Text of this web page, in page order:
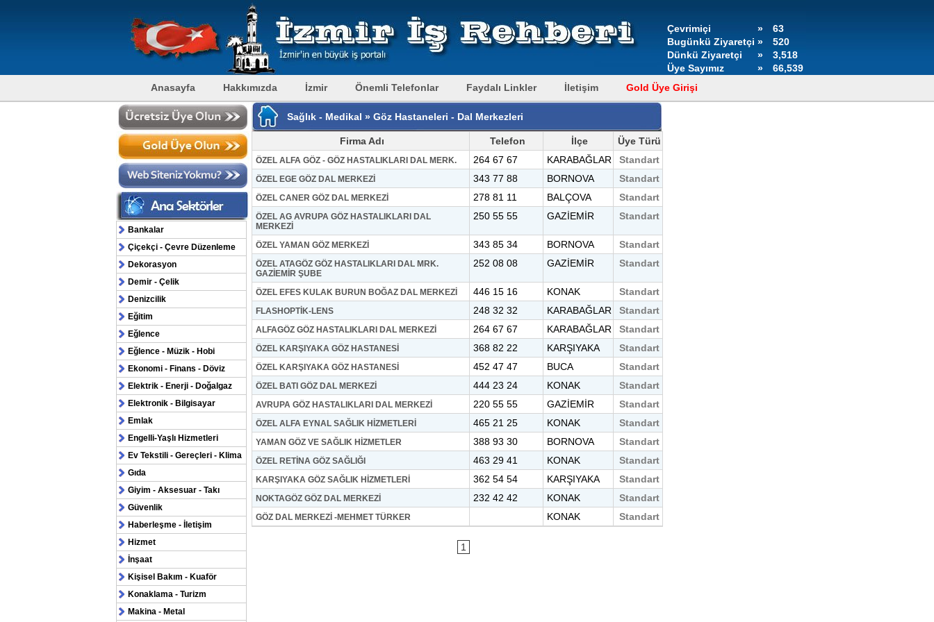
Çevrimiçi »
63
Bugünkü Ziyaretçi »
520
Dünkü Ziyaretçi
»
3,518
Üye Sayımız
»
66,539
Anasayfa
Hakkımızda İzmir Önemli Telefonlar Faydalı Linkler İletişim Gold Üye Girişi
Bankalar
Çiçekçi - Çevre Düzenleme
Dekorasyon
Demir - Çelik
Denizcilik
Eğitim
Eğlence
Eğlence - Müzik - Hobi
Ekonomi - Finans - Döviz
Elektrik - Enerji - Doğalgaz
Elektronik - Bilgisayar
Emlak
Engelli-Yaşlı Hizmetleri
Ev Tekstili - Gereçleri - Klima
Gıda
Giyim - Aksesuar - Takı
Güvenlik
Haberleşme - İletişim
Hizmet
İnşaat
Kişisel Bakım - Kuaför
Konaklama - Turizm
Makina - Metal
Sağlık - Medikal » Göz Hastaneleri - Dal Merkezleri
Firma Adı Telefon İlçe Üye Türü
ÖZEL ALFA GÖZ - GÖZ HASTALIKLARI DAL MERK. 264 67 67 KARABAĞLAR Standart
ÖZEL EGE GÖZ DAL MERKEZİ 343 77 88 BORNOVA Standart
ÖZEL CANER GÖZ DAL MERKEZİ 278 81 11 BALÇOVA Standart
ÖZEL AG AVRUPA GÖZ HASTALIKLARI DAL
MERKEZİ
250 55 55 GAZİEMİR Standart
ÖZEL YAMAN GÖZ MERKEZİ 343 85 34 BORNOVA Standart
ÖZEL ATAGÖZ GÖZ HASTALIKLARI DAL MRK.
GAZİEMİR ŞUBE
252 08 08 GAZİEMİR Standart
ÖZEL EFES KULAK BURUN BOĞAZ DAL MERKEZİ 446 15 16 KONAK Standart
FLASHOPTİK-LENS 248 32 32 KARABAĞLAR Standart
ALFAGÖZ GÖZ HASTALIKLARI DAL MERKEZİ 264 67 67 KARABAĞLAR Standart
ÖZEL KARŞIYAKA GÖZ HASTANESİ 368 82 22 KARŞIYAKA Standart
ÖZEL KARŞIYAKA GÖZ HASTANESİ 452 47 47 BUCA Standart
ÖZEL BATI GÖZ DAL MERKEZİ 444 23 24 KONAK Standart
AVRUPA GÖZ HASTALIKLARI DAL MERKEZİ 220 55 55 GAZİEMİR Standart
ÖZEL ALFA EYNAL SAĞLIK HİZMETLERİ 465 21 25 KONAK Standart
YAMAN GÖZ VE SAĞLIK HİZMETLER 388 93 30 BORNOVA Standart
ÖZEL RETİNA GÖZ SAĞLIĞI 463 29 41 KONAK Standart
KARŞIYAKA GÖZ SAĞLIK HİZMETLERİ 362 54 54 KARŞIYAKA Standart
NOKTAGÖZ GÖZ DAL MERKEZİ 232 42 42 KONAK Standart
GÖZ DAL MERKEZİ -MEHMET TÜRKER KONAK Standart
1